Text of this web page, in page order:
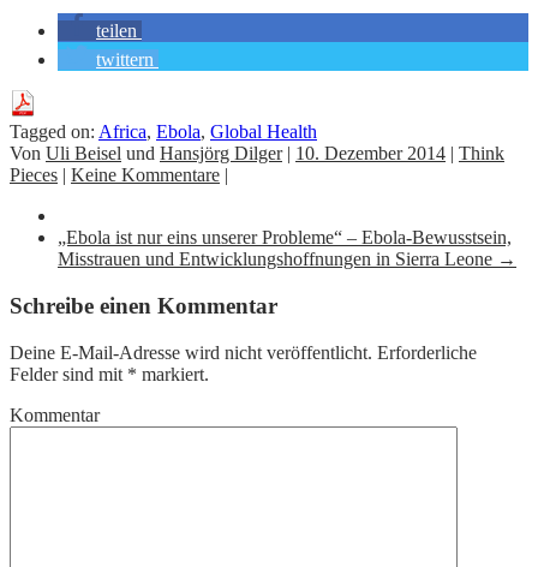
teilen
twittern
Tagged on: Africa, Ebola, Global Health
Von Uli Beisel und Hansjörg Dilger| 10. Dezember 2014 | Think
Pieces | Keine Kommentare |
„Ebola ist nur eins unserer Probleme“ ‒ Ebola-Bewusstsein,
Misstrauen und Entwicklungshoffnungen in Sierra Leone →
Schreibe einen Kommentar
Deine E-Mail-Adresse wird nicht veröffentlicht. Erforderliche
Felder sind mit * markiert.
Kommentar